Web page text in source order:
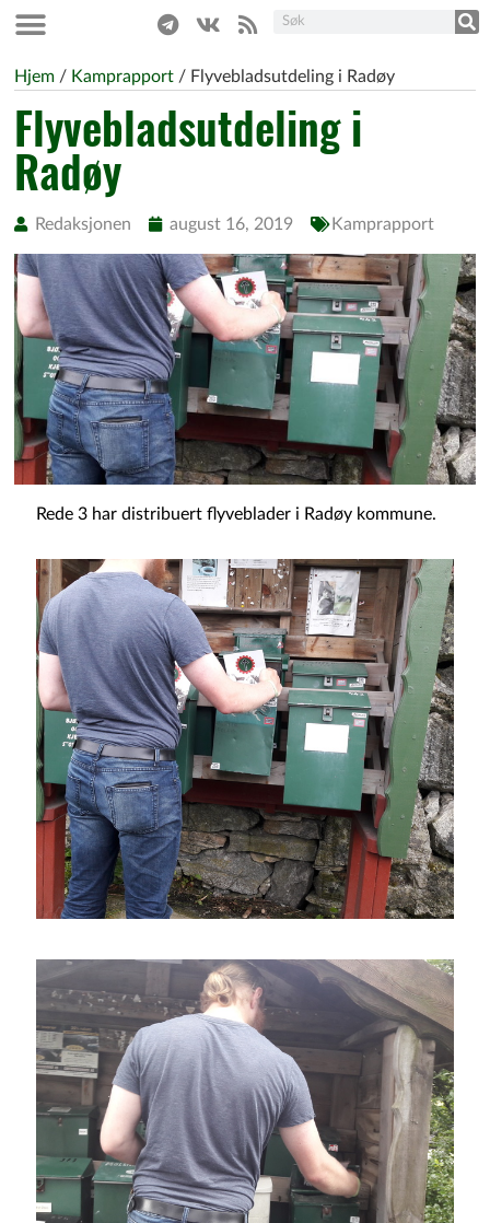
Hjem / Kamprapport / Flyvebladsutdeling i Radøy
Flyvebladsutdeling i
Radøy
Redaksjonen august 16, 2019 Kamprapport
Rede 3 har distribuert flyveblader i Radøy kommune.